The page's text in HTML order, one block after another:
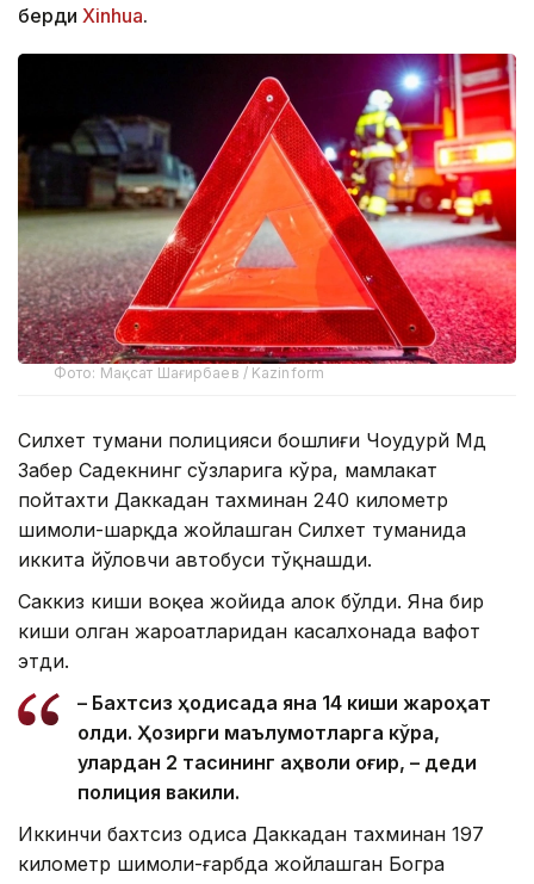
берди Xinhua.
Фото: Мақсат Шағирбаев / Kazinform
Силхет тумани полицияси бошлиғи Чоудҳурй Мд
Забер Садекнинг сўзларига кўра, мамлакат
пойтахти Даккадан тахминан 240 километр
шимоли-шарқда жойлашган Силхет туманида
иккита йўловчи автобуси тўқнашди.
Саккиз киши воқеа жойида ҳалок бўлди. Яна бир
киши олган жароҳатларидан касалхонада вафот
этди.
– Бахтсиз ҳодисада яна 14 киши жароҳат
олди. Ҳозирги маълумотларга кўра,
улардан 2 тасининг аҳволи оғир, – деди
полиция вакили.
Иккинчи бахтсиз ҳодиса Даккадан тахминан 197
километр шимоли-ғарбда жойлашган Богра